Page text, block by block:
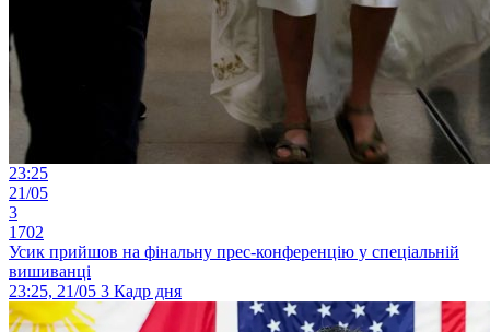
23:25
21/05
3
1702
Усик прийшов на фінальну прес-конференцію у спеціальній
вишиванці
23:25, 21/05 3 Кадр дня